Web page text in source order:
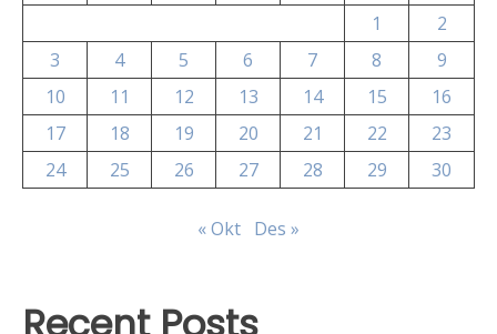
1
2
3
4 5 6 7 8
9
10
11 12 13 14 15
16
17
18 19 20 21 22
23
24
25 26 27 28 29 30
« Okt Des »